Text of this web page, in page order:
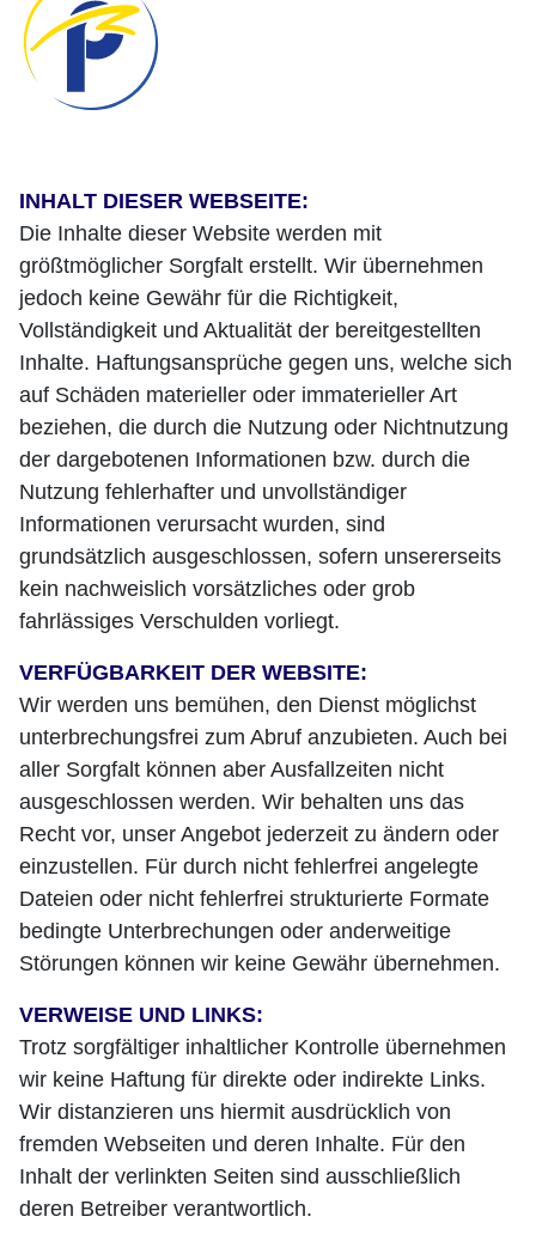
INHALT DIESER WEBSEITE:
Die Inhalte dieser Website werden mit
größtmöglicher Sorgfalt erstellt. Wir übernehmen
jedoch keine Gewähr für die Richtigkeit,
Vollständigkeit und Aktualität der bereitgestellten
Inhalte. Haftungsansprüche gegen uns, welche sich
auf Schäden materieller oder immaterieller Art
beziehen, die durch die Nutzung oder Nichtnutzung
der dargebotenen Informationen bzw. durch die
Nutzung fehlerhafter und unvollständiger
Informationen verursacht wurden, sind
grundsätzlich ausgeschlossen, sofern unsererseits
kein nachweislich vorsätzliches oder grob
fahrlässiges Verschulden vorliegt.
VERFÜGBARKEIT DER WEBSITE:
Wir werden uns bemühen, den Dienst möglichst
unterbrechungsfrei zum Abruf anzubieten. Auch bei
aller Sorgfalt können aber Ausfallzeiten nicht
ausgeschlossen werden. Wir behalten uns das
Recht vor, unser Angebot jederzeit zu ändern oder
einzustellen. Für durch nicht fehlerfrei angelegte
Dateien oder nicht fehlerfrei strukturierte Formate
bedingte Unterbrechungen oder anderweitige
Störungen können wir keine Gewähr übernehmen.
VERWEISE UND LINKS:
Trotz sorgfältiger inhaltlicher Kontrolle übernehmen
wir keine Haftung für direkte oder indirekte Links.
Wir distanzieren uns hiermit ausdrücklich von
fremden Webseiten und deren Inhalte. Für den
Inhalt der verlinkten Seiten sind ausschließlich
deren Betreiber verantwortlich.